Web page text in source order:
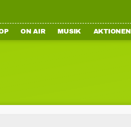
ON AIR MUSIK AKTIONEN